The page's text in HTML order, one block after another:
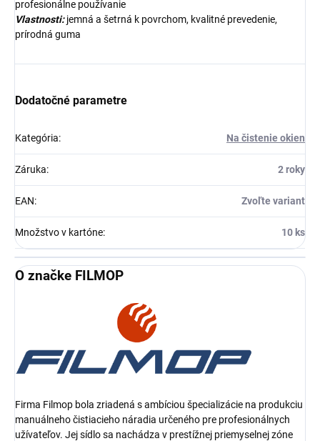
profesionálne používanie
Vlastnosti:jemná a šetrná k povrchom, kvalitné prevedenie,
prírodná guma
Dodatočné parametre
Kategória: Na čistenie okien
Záruka: 2 roky
EAN: Zvoľte variant
Množstvo v kartóne: 10 ks
O značke FILMOP
Firma Filmop bola zriadená s ambíciou špecializácie na produkciu
manuálneho čistiacieho náradia určeného pre profesionálnych
užívateľov. Jej sídlo sa nachádza v prestížnej priemyselnej zóne